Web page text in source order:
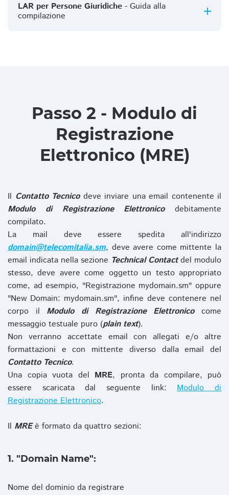
LAR per Persone Giuridiche - Guida alla
compilazione
Passo 2 - Modulo di
Registrazione
Elettronico (MRE)
Il Contatto Tecnicodeve inviare una email contenente il
Modulo di Registrazione Elettronicodebitamente
compilato.
La mail deve essere spedita all'indirizzo
domain@telecomitalia.sm, deve avere come mittente la
email indicata nella sezione Technical Contactdel modulo
stesso, deve avere come oggetto un testo appropriato
come, ad esempio, "Registrazione mydomain.sm" oppure
"New Domain: mydomain.sm", infine deve contenere nel
corpo il Modulo di Registrazione Elettronicocome
messaggio testuale puro (plain text).
Non verranno accettate email con allegati e/o altre
formattazioni e con mittente diverso dalla email del
Contatto Tecnico.
Una copia vuota del MRE, pronta da compilare, può
essere scaricata dal seguente link:Modulo di
Registrazione Elettronico.
Il MREè formato da quattro sezioni:
1. "Domain Name":
Nome del dominio da registrare